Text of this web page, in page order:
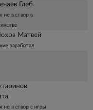
Глеб
не в створ в
Матвей
заработал
не в створ с игры